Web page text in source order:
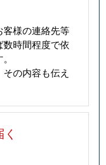
様の連絡先等
時間程度で依
の内容も伝え